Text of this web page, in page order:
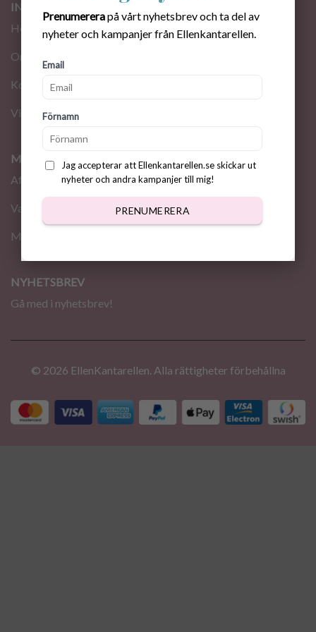
Prenumererapå vårt nyhetsbrev och ta del av
nyheter och kampanjer från Ellenkantarellen.
Email
Förnamn
Jag accepterar att Ellenkantarellen.se skickar ut
nyheter och andra kampanjer till mig!
PRENUMERERA
INFORMATION
Hem
Om oss
Kontakt
Villkor
MINA SIDOR
Affär
Varukorg
Mitt konto
NYHETSBREV
Gå med i nyhetsbrev!
© 2026 EllenKantarellen. Alla rättigheter förbehållna